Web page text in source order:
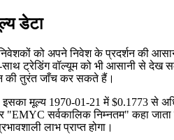
डेटा
को अपने निवेश के प्रदर्शन की
ट्रेडिंग वॉल्यूम को भी आसानी से देख
की तुरंत जाँच कर सकते हैं।
इसका मूल्य 1970-01-21 में $0.1773 से
"EMYC सर्वकालिक निम्नतम" कहा
लाभ प्राप्त होगा।